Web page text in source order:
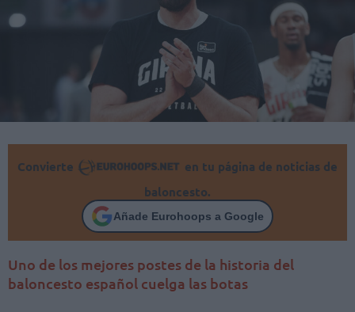
Convierte
en tu página de noticias de
baloncesto.
Añade Eurohoops a Google
Uno de los mejores postes de la historia del
baloncesto español cuelga las botas